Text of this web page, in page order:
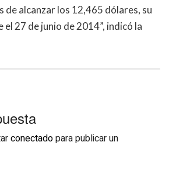
de alcanzar los 12,465 dólares, su
el 27 de junio de 2014”, indicó la
conectadopara publicar un